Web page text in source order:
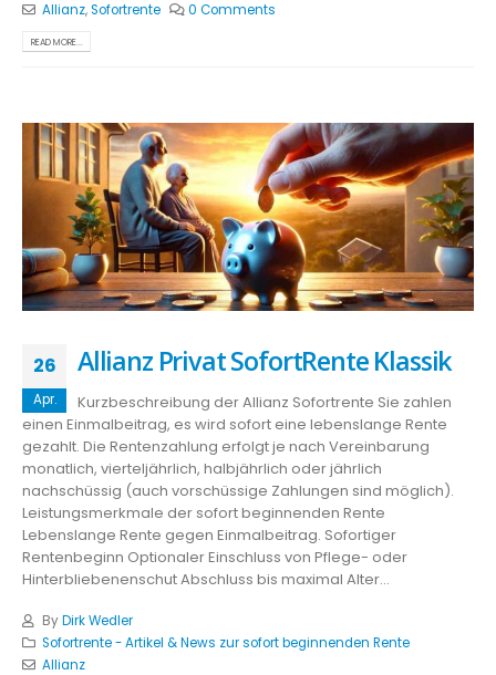
Allianz,Sofortrente 0 Comments
READ MORE...
26
Apr.
Allianz Privat SofortRente Klassik
Kurzbeschreibung der Allianz Sofortrente Sie zahlen
einen Einmalbeitrag, es wird sofort eine lebenslange Rente
gezahlt. Die Rentenzahlung erfolgt je nach Vereinbarung
monatlich, vierteljährlich, halbjährlich oder jährlich
nachschüssig (auch vorschüssige Zahlungen sind möglich).
Leistungsmerkmale der sofort beginnenden Rente
Lebenslange Rente gegen Einmalbeitrag. Sofortiger
Rentenbeginn Optionaler Einschluss von Pflege- oder
Hinterbliebenenschut Abschluss bis maximal Alter...
ByDirk Wedler
Sofortrente - Artikel & News zur sofort beginnenden Rente
Allianz